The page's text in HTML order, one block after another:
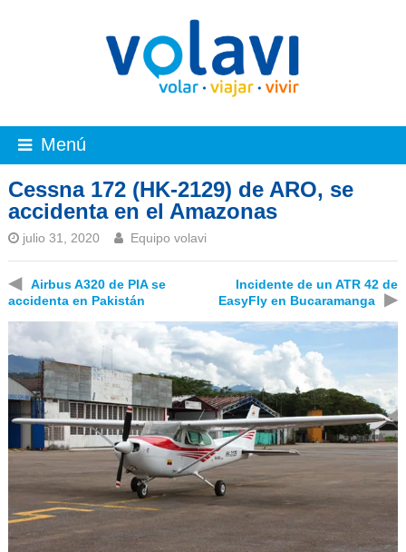
Menú
Cessna 172 (HK-2129) de ARO, se
accidenta en el Amazonas
julio 31, 2020 Equipo volavi
◀
Airbus A320 de PIA se
accidenta en Pakistán
Incidente de un ATR 42 de
EasyFly en Bucaramanga
▶